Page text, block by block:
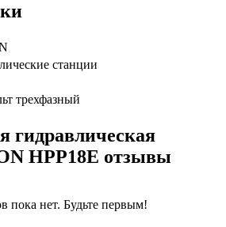
станции
трехфазный
гидравлическая
HPP18E отзывы
пока нет. Будьте первым!